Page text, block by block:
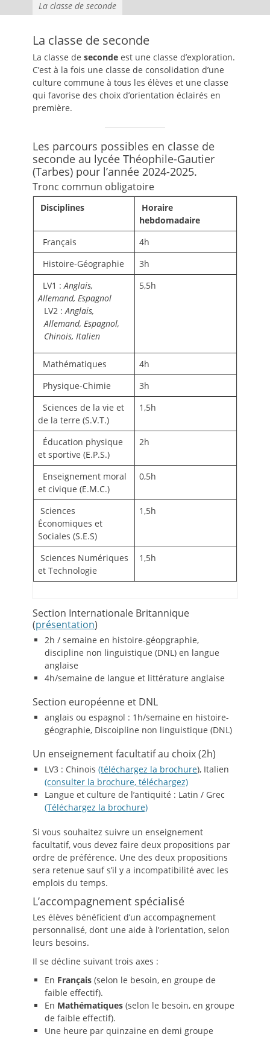
La classe de seconde
La classe de seconde
La classe de seconde est une classe d’exploration.
C’est à la fois une classe de consolidation d’une
culture commune à tous les élèves et une classe
qui favorise des choix d’orientation éclairés en
première.
Les parcours possibles en classe de
seconde au lycée Théophile-Gautier
(Tarbes) pour l’année 2024-2025.
Tronc commun obligatoire
Disciplines
Horaire
hebdomadaire
Français
4h
Histoire-Géographie
3h
LV1 :Anglais,
Allemand, Espagnol
LV2 :Anglais,
Allemand, Espagnol,
Chinois, Italien
5,5h
Mathématiques
4h
Physique-Chimie
3h
Sciences de la vie et
de la terre (S.V.T.)
1,5h
Éducation physique
et sportive (E.P.S.)
2h
Enseignement moral
et civique (E.M.C.)
0,5h
Sciences
Économiques et
Sociales (S.E.S)
1,5h
Sciences Numériques
et Technologie
1,5h
Section Internationale Britannique
(présentation)
2h / semaine en histoire-géopgraphie,
discipline non linguistique (DNL) en langue
anglaise
4h/semaine de langue et littérature anglaise
Section européenne et DNL
anglais ou espagnol : 1h/semaine en histoire-
géographie, Discoipline non linguistique (DNL)
Un enseignement facultatif au choix (2h)
LV3 : Chinois (téléchargez la brochure), Italien
(consulter la brochure, téléchargez)
Langue et culture de l’antiquité : Latin / Grec
(Téléchargez la brochure)
Si vous souhaitez suivre un enseignement
facultatif, vous devez faire deux propositions par
ordre de préférence. Une des deux propositions
sera retenue sauf s’il y a incompatibilité avec les
emplois du temps.
L’accompagnement spécialisé
Les élèves bénéficient d’un accompagnement
personnalisé, dont une aide à l’orientation, selon
leurs besoins.
Il se décline suivant trois axes :
En Français (selon le besoin, en groupe de
faible effectif).
En Mathématiques (selon le besoin, en groupe
de faible effectif).
Une heure par quinzaine en demi groupe